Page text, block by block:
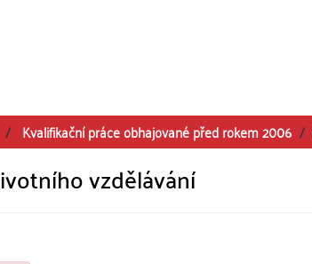
Kvalifikační práce obhajované před rokem 2006
vzdělávání